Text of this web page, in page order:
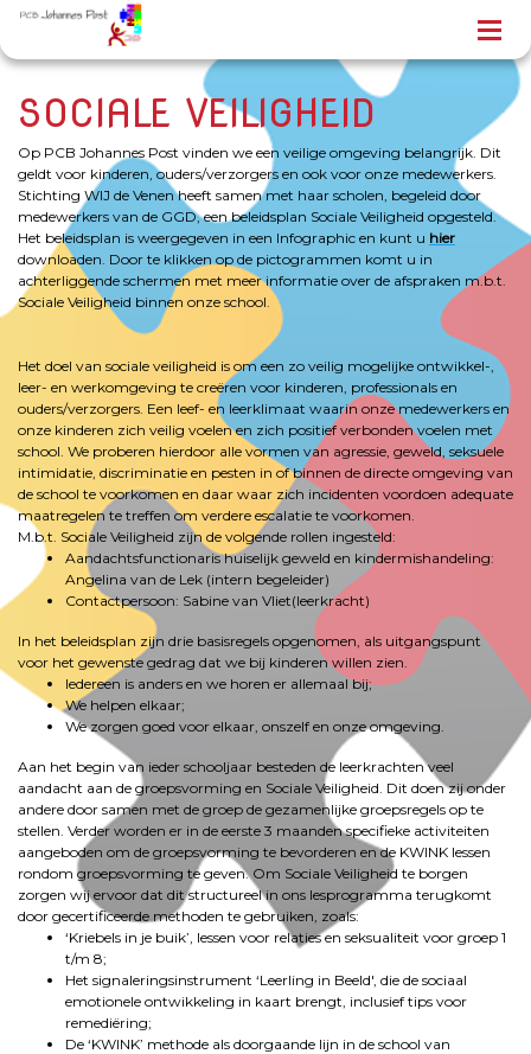
SOCIALE VEILIGHEID
Op PCB Johannes Post vinden we een veilige omgeving belangrijk. Dit
geldt voor kinderen, ouders/verzorgers en ook voor onze medewerkers.
Stichting WIJ de Venen heeft samen met haar scholen, begeleid door
medewerkers van de GGD, een beleidsplan Sociale Veiligheid opgesteld.
Het beleidsplan is weergegeven in een Infographic en kunt u hier
downloaden. Door te klikken op de pictogrammen komt u in
achterliggende schermen met meer informatie over de afspraken m.b.t.
Sociale Veiligheid binnen onze school.
Het doel van sociale veiligheid is om een zo veilig mogelijke ontwikkel-,
leer- en werkomgeving te creëren voor kinderen, professionals en
ouders/verzorgers. Een leef- en leerklimaat waarin onze medewerkers en
onze kinderen zich veilig voelen en zich positief verbonden voelen met
school. We proberen hierdoor alle vormen van agressie, geweld, seksuele
intimidatie, discriminatie en pesten in of binnen de directe omgeving van
de school te voorkomen en daar waar zich incidenten voordoen adequate
maatregelen te treffen om verdere escalatie te voorkomen.
M.b.t. Sociale Veiligheid zijn de volgende rollen ingesteld:
Aandachtsfunctionaris huiselijk geweld en kindermishandeling:
Angelina van de Lek (intern begeleider)
Contactpersoon: Sabine van Vliet(leerkracht)
In het beleidsplan zijn drie basisregels opgenomen, als uitgangspunt
voor het gewenste gedrag dat we bij kinderen willen zien.
Iedereen is anders en we horen er allemaal bij;
We helpen elkaar;
We zorgen goed voor elkaar, onszelf en onze omgeving.
Aan het begin van ieder schooljaar besteden de leerkrachten veel
aandacht aan de groepsvorming en Sociale Veiligheid. Dit doen zij onder
andere door samen met de groep de gezamenlijke groepsregels op te
stellen. Verder worden er in de eerste 3 maanden specifieke activiteiten
aangeboden om de groepsvorming te bevorderen en de KWINK lessen
rondom groepsvorming te geven. Om Sociale Veiligheid te borgen
zorgen wij ervoor dat dit structureel in ons lesprogramma terugkomt
door gecertificeerde methoden te gebruiken, zoals:
‘Kriebels in je buik’, lessen voor relaties en seksualiteit voor groep 1
t/m 8;
Het signaleringsinstrument ‘Leerling in Beeld', die de sociaal
emotionele ontwikkeling in kaart brengt, inclusief tips voor
remediëring;
De ‘KWINK’ methode als doorgaande lijn in de school van